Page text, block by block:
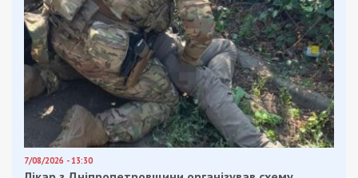
Рекламні блоки дають нам змогу
залишатися незалежними ЗМІ, а вам -
отримувати найсвіжіші новини під ними.
Приєднуйтесь також до 49000 в Google News. Слідкуйте
за останніми новинами!